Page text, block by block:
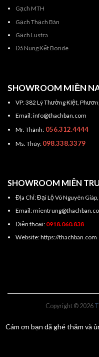
Gạch MTH
Gạch Thạch Bàn
Gạch Lustra
Đá Nung Kết Boride
SHOWROOM MIỀN
VP: 382 Lý Thường KIệt,
Email: info@thachban.com
Mr. Thành:056.312.4444
Ms. Thùy: 098.338.3379
SHOWROOM MIÊN
Địa Chỉ: Đại Lộ Võ Nguyên
Email:
Điện thoại: 0918.060.838
Website: https://thachban.com
Copyright © 2026
Cám ơn bạn đã ghé thăm và